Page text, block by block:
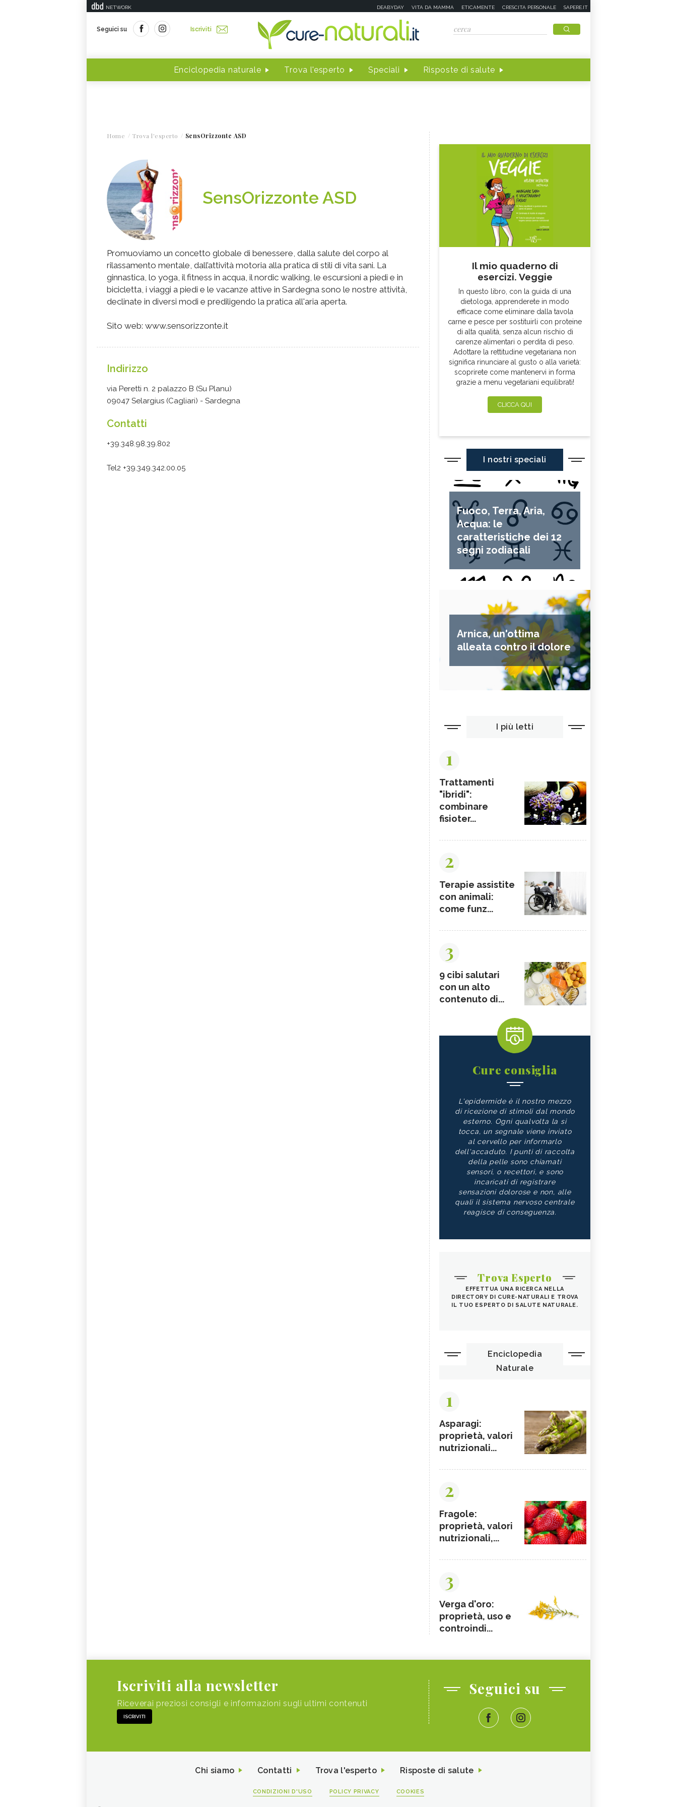
NETWORK DEABYDAY VITA DA MAMMA ETICAMENTE CRESCITA PERSONALE SAPERE.IT
Seguici su Iscriviti
Enciclopedia naturale Trova l'esperto Speciali Risposte di salute
Home Trova l'esperto SensOrizzonte ASD
SensOrizzonte ASD
Promuoviamo un concetto globale di benessere, dalla salute del corpo al
rilassamento mentale, dall’attività motoria alla pratica di stili di vita sani. La
ginnastica, lo yoga, il fitness in acqua, il nordic walking, le escursioni a piedi e in
bicicletta, i viaggi a piedi e le vacanze attive in Sardegna sono le nostre attività,
declinate in diversi modi e prediligendo la pratica all'aria aperta.
Sito web: www.sensorizzonte.it
Indirizzo
via Peretti n. 2 palazzo B (Su Planu)
09047 Selargius (Cagliari) - Sardegna
Contatti
+39.348.98.39.802
Tel2 +39.349.342.00.05
Il mio quaderno di
esercizi. Veggie
In questo libro, con la guida di una
dietologa, apprenderete in modo
efficace come eliminare dalla tavola
carne e pesce per sostituirli con proteine
di alta qualità, senza alcun rischio di
carenze alimentari o perdita di peso.
Adottare la rettitudine vegetariana non
significa rinunciare al gusto o alla varietà:
scoprirete come mantenervi in forma
grazie a menu vegetariani equilibrati!
CLICCA QUI
I nostri speciali
Fuoco, Terra, Aria,
Acqua: le
caratteristiche dei 12
segni zodiacali
Arnica, un'ottima
alleata contro il dolore
I più letti
1
Trattamenti
"ibridi":
combinare
fisioter...
2
Terapie assistite
con animali:
come funz...
3
9 cibi salutari
con un alto
contenuto di...
Cure consiglia
L'epidermide è il nostro mezzo
di ricezione di stimoli dal mondo
esterno. Ogni qualvolta la si
tocca, un segnale viene inviato
al cervello per informarlo
dell'accaduto. I punti di raccolta
della pelle sono chiamati
sensori, o recettori, e sono
incaricati di registrare
sensazioni dolorose e non, alle
quali il sistema nervoso centrale
reagisce di conseguenza.
Trova Esperto
EFFETTUA UNA RICERCA NELLA
DIRECTORY DI CURE-NATURALI E TROVA
IL TUO ESPERTO DI SALUTE NATURALE.
Enciclopedia
Naturale
1
Asparagi:
proprietà, valori
nutrizionali...
2
Fragole:
proprietà, valori
nutrizionali,...
3
Verga d'oro:
proprietà, uso e
controindi...
Iscriviti alla newsletter
Riceverai preziosi consigli e informazioni sugli ultimi contenuti
ISCRIVITI
Seguici su
Chi siamo Contatti Trova l'esperto Risposte di salute
CONDIZIONI D'USO POLICY PRIVACY COOKIES